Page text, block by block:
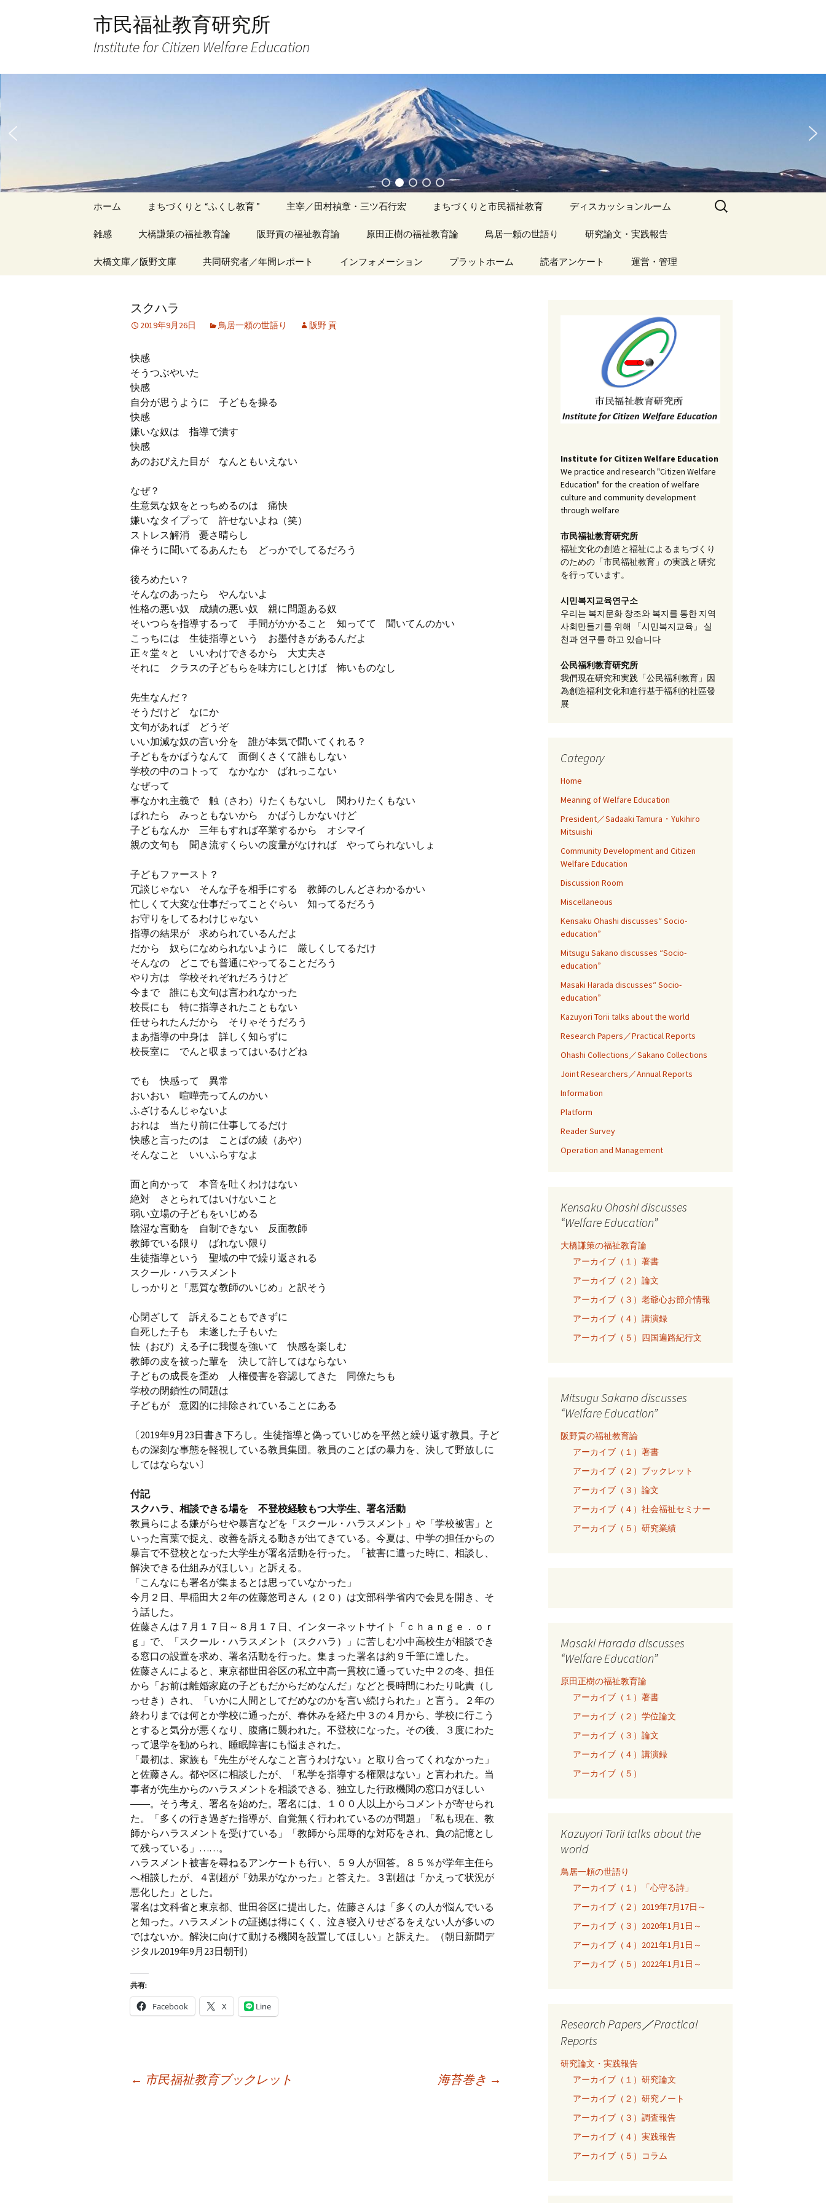
ス
キ
ッ
市民福祉教育研究所
Institute for Citizen Welfare Education
ホーム まちづくりと “ふくし教育 ” 主宰／田村禎章・三ツ石行宏 まちづくりと市民福祉教育
アーカイブ（１）
ディスカッションルーム
アーカイブ（１）
アーカイブ（４）
記事（151）～
アーカイブ（５）
記事（201）～
雑感
アーカイブ（１）
記事（51）～
アーカイブ（４）
記事（151）～
アーカイブ（５）
記事（201）～
大橋謙策の福祉教育論
アーカイブ（１）
論文
アーカイブ（４）
講演録
アーカイブ（５）
四国遍路紀行文
阪野貢の福祉教育論
アーカイブ（１）
アーカイブ（５）
原田正樹の福祉教育論
アーカイブ（１）
鳥居一頼の世語り
アーカイブ（１）
研究論文・実践報告
アーカイブ（１）
アーカイブ（３）
調査報告
アーカイブ（４）
実践報告
アーカイブ（５）
コラム
大橋文庫／阪野文庫 共同研究者／年間レポート インフォメーション プラットホーム 読者アンケート 運営・管理
検
索:
スクハラ
2019年9月26日 鳥居一頼の世語り 阪野 貢
快感
そうつぶやいた
快感
自分が思うように 子どもを操る
快感
嫌いな奴は 指導で潰す
快感
あのおびえた目が なんともいえない
なぜ？
生意気な奴をとっちめるのは 痛快
嫌いなタイプって 許せないよね（笑）
ストレス解消 憂さ晴らし
偉そうに聞いてるあんたも どっかでしてるだろう
後ろめたい？
そんなのあったら やんないよ
性格の悪い奴 成績の悪い奴 親に問題ある奴
そいつらを指導するって 手間がかかること 知ってて 聞いてんのかい
こっちには 生徒指導という お墨付きがあるんだよ
正々堂々と いいわけできるから 大丈夫さ
それに クラスの子どもらを味方にしとけば 怖いものなし
先生なんだ？
そうだけど なにか
文句があれば どうぞ
いい加減な奴の言い分を 誰が本気で聞いてくれる？
子どもをかばうなんて 面倒くさくて誰もしない
学校の中のコトって なかなか ばれっこない
なぜって
事なかれ主義で 触（さわ）りたくもないし 関わりたくもない
ばれたら みっともないから かばうしかないけど
子どもなんか 三年もすれば卒業するから オシマイ
親の文句も 聞き流すくらいの度量がなければ やってられないしょ
子どもファースト？
冗談じゃない そんな子を相手にする 教師のしんどさわかるかい
忙しくて大変な仕事だってことぐらい 知ってるだろう
お守りをしてるわけじゃない
指導の結果が 求められているんだよ
だから 奴らになめられないように 厳しくしてるだけ
そんなの どこでも普通にやってることだろう
やり方は 学校それぞれだろうけど
今まで 誰にも文句は言われなかった
校長にも 特に指導されたこともない
任せられたんだから そりゃそうだろう
まあ指導の中身は 詳しく知らずに
校長室に でんと収まってはいるけどね
でも 快感って 異常
おいおい 喧嘩売ってんのかい
ふざけるんじゃないよ
おれは 当たり前に仕事してるだけ
快感と言ったのは ことばの綾（あや）
そんなこと いいふらすなよ
面と向かって 本音を吐くわけはない
絶対 さとられてはいけないこと
弱い立場の子どもをいじめる
陰湿な言動を 自制できない 反面教師
教師でいる限り ばれない限り
生徒指導という 聖域の中で繰り返される
スクール・ハラスメント
しっかりと「悪質な教師のいじめ」と訳そう
心閉ざして 訴えることもできずに
自死した子も 未遂した子もいた
怯（おび）える子に我慢を強いて 快感を楽しむ
教師の皮を被った輩を 決して許してはならない
子どもの成長を歪め 人権侵害を容認してきた 同僚たちも
学校の閉鎖性の問題は
子どもが 意図的に排除されていることにある
〔2019年9月23日書き下ろし。生徒指導と偽っていじめを平然と繰り返す教員。子ど
もの深刻な事態を軽視している教員集団。教員のことばの暴力を、決して野放しに
してはならない〕
付記
スクハラ、相談できる場を 不登校経験もつ大学生、署名活動
教員らによる嫌がらせや暴言などを「スクール・ハラスメント」や「学校被害」と
いった言葉で捉え、改善を訴える動きが出てきている。今夏は、中学の担任からの
暴言で不登校となった大学生が署名活動を行った。「被害に遭った時に、相談し、
解決できる仕組みがほしい」と訴える。
「こんなにも署名が集まるとは思っていなかった」
今月２日、早稲田大２年の佐藤悠司さん（２０）は文部科学省内で会見を開き、そ
う話した。
佐藤さんは７月１７日～８月１７日、インターネットサイト「ｃｈａｎｇｅ．ｏｒ
ｇ」で、「スクール・ハラスメント（スクハラ）」に苦しむ小中高校生が相談でき
る窓口の設置を求め、署名活動を行った。集まった署名は約９千筆に達した。
佐藤さんによると、東京都世田谷区の私立中高一貫校に通っていた中２の冬、担任
から「お前は離婚家庭の子どもだからだめなんだ」などと長時間にわたり叱責（し
っせき）され、「いかに人間としてだめなのかを言い続けられた」と言う。２年の
終わりまでは何とか学校に通ったが、春休みを経た中３の４月から、学校に行こう
とすると気分が悪くなり、腹痛に襲われた。不登校になった。その後、３度にわた
って退学を勧められ、睡眠障害にも悩まされた。
「最初は、家族も『先生がそんなこと言うわけない』と取り合ってくれなかった」
と佐藤さん。都や区に相談したが、「私学を指導する権限はない」と言われた。当
事者が先生からのハラスメントを相談できる、独立した行政機関の窓口がほしい
――。そう考え、署名を始めた。署名には、１００人以上からコメントが寄せられ
た。「多くの行き過ぎた指導が、自覚無く行われているのが問題」「私も現在、教
師からハラスメントを受けている」「教師から屈辱的な対応をされ、負の記憶とし
て残っている」……。
ハラスメント被害を尋ねるアンケートも行い、５９人が回答。８５％が学年主任ら
へ相談したが、４割超が「効果がなかった」と答えた。３割超は「かえって状況が
悪化した」とした。
署名は文科省と東京都、世田谷区に提出した。佐藤さんは「多くの人が悩んでいる
と知った。ハラスメントの証拠は得にくく、泣き寝入りせざるをえない人が多いの
ではないか。解決に向けて動ける機関を設置してほしい」と訴えた。（朝日新聞デ
ジタル2019年9月23日朝刊）
共有:
Facebook X Line
← 市民福祉教育ブックレット 海苔巻き →
Institute for Citizen Welfare Education
We practice and research "Citizen Welfare
Education" for the creation of welfare
culture and community development
through welfare
市民福祉教育研究所
福祉文化の創造と福祉によるまちづくり
のための「市民福祉教育」の実践と研究
を行っています。
시민복지교육연구소
우리는 복지문화 창조와 복지를 통한 지역
사회만들기를 위해 「시민복지교육」 실
천과 연구를 하고 있습니다
公民福利教育研究所
我們現在研究和実践「公民福利教育」因
為創造福利文化和進行基于福利的社區發
展
Category
Home
Meaning of Welfare Education
President／Sadaaki Tamura・Yukihiro
Mitsuishi
Community Development and Citizen
Welfare Education
Discussion Room
Miscellaneous
Kensaku Ohashi discusses“ Socio-
education”
Mitsugu Sakano discusses “Socio-
education”
Masaki Harada discusses“ Socio-
education”
Kazuyori Torii talks about the world
Research Papers／Practical Reports
Ohashi Collections／Sakano Collections
Joint Researchers／Annual Reports
Information
Platform
Reader Survey
Operation and Management
Kensaku Ohashi discusses
“Welfare Education”
大橋謙策の福祉教育論
アーカイブ（１）著書
アーカイブ（２）論文
アーカイブ（３）老爺心お節介情報
アーカイブ（４）講演録
アーカイブ（５）四国遍路紀行文
Mitsugu Sakano discusses
“Welfare Education”
阪野貢の福祉教育論
アーカイブ（１）著書
アーカイブ（２）ブックレット
アーカイブ（３）論文
アーカイブ（４）社会福祉セミナー
アーカイブ（５）研究業績
Masaki Harada discusses
“Welfare Education”
原田正樹の福祉教育論
アーカイブ（１）著書
アーカイブ（２）学位論文
アーカイブ（３）論文
アーカイブ（４）講演録
アーカイブ（５）
Kazuyori Torii talks about the
world
鳥居一頼の世語り
アーカイブ（１）「心守る詩」
アーカイブ（２）2019年7月17日～
アーカイブ（３）2020年1月1日～
アーカイブ（４）2021年1月1日～
アーカイブ（５）2022年1月1日～
Research Papers／Practical
Reports
研究論文・実践報告
アーカイブ（１）研究論文
アーカイブ（２）研究ノート
アーカイブ（３）調査報告
アーカイブ（４）実践報告
アーカイブ（５）コラム